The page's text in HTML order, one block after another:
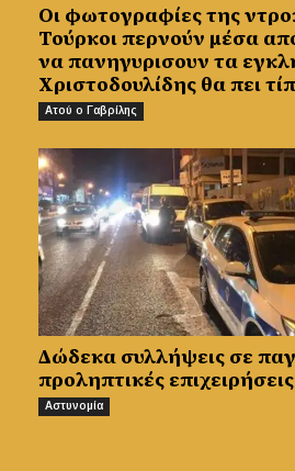
Οι φωτογραφίες της
Τούρκοι περνούν μέσα
να πανηγυρισουν τα
Χριστοδουλίδης θα πει
Ατού ο Γαβρίλης
Δώδεκα συλλήψεις σε
προληπτικές
Αστυνομία